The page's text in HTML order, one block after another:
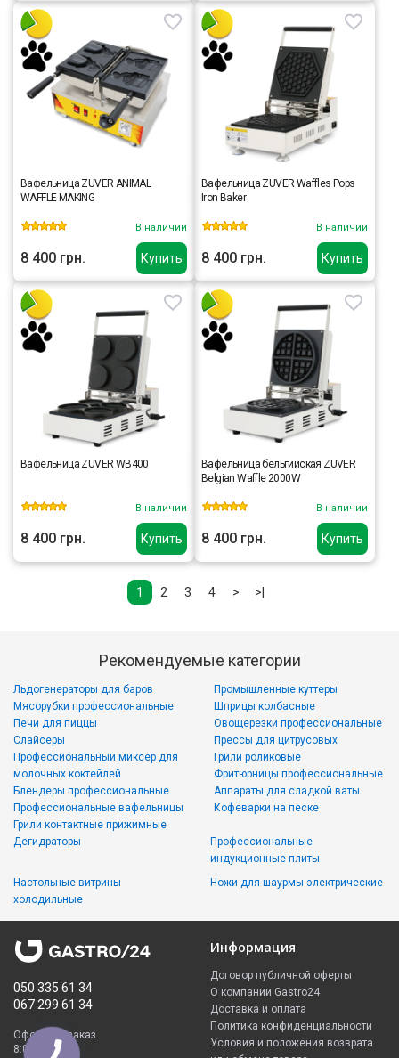
Купить
Вафельница ZUVER ANIMAL
WAFFLE MAKING
В наличии
8 400 грн. Купить
Вафельница ZUVER Waffles Pops
Iron Baker
В наличии
8 400 грн.
Купить
Вафельница ZUVER WB400
В наличии
8 400 грн. Купить
Вафельница бельгийская ZUVER
Belgian Waffle 2000W
В наличии
8 400 грн.
1 2 3 4 > >|
Рекомендуемые категории
Льдогенераторы для баров
Мясорубки профессиональные
Печи для пиццы
Слайсеры
Промышленные куттеры
Шприцы колбасные
Овощерезки профессиональные
Прессы для цитрусовых
Профессиональный миксер для
молочных коктейлей
Блендеры профессиональные
Профессиональные вафельницы
Грили контактные прижимные
Грили роликовые
Фритюрницы профессиональные
Аппараты для сладкой ваты
Кофеварки на песке
Дегидраторы
Настольные витрины
холодильные
Профессиональные
индукционные плиты
Ножи для шаурмы электрические
050 335 61 34
067 299 61 34
Оформить заказ
8:00 - 23:00
Информация
Договор публичной оферты
О компании Gastro24
Доставка и оплата
Политика конфиденциальности
Условия и положения возврата